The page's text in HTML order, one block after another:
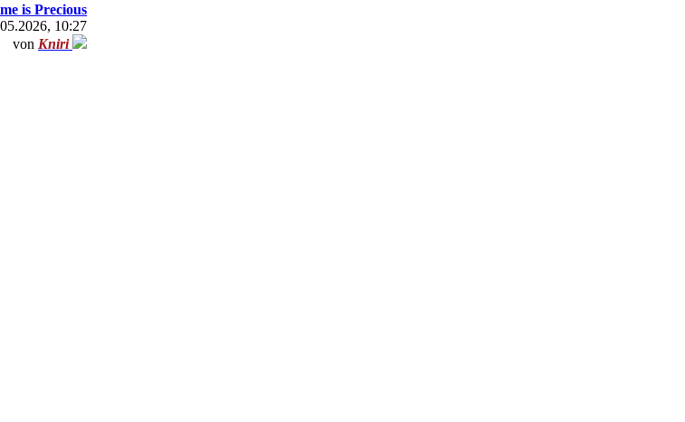
is Precious
10:27
von Kniri